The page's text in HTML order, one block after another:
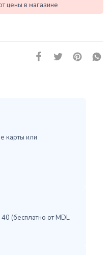
цены в магазине
карты или
40 (бесплатно от MDL